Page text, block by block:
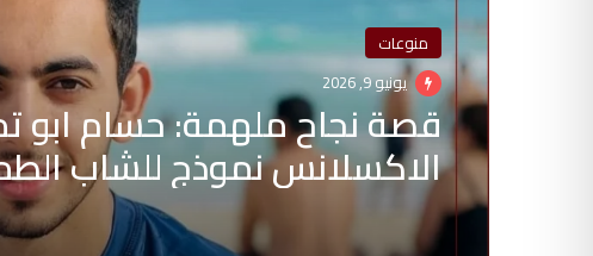
منوعات
يونيو 9, 2026
قصة نجاح ملهمة: حسام ابو
الاكسلانس نموذج للشاب
في عالم خدمات المحمول